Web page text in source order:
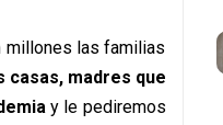
millones las familias
casas, madres que
y le pediremos